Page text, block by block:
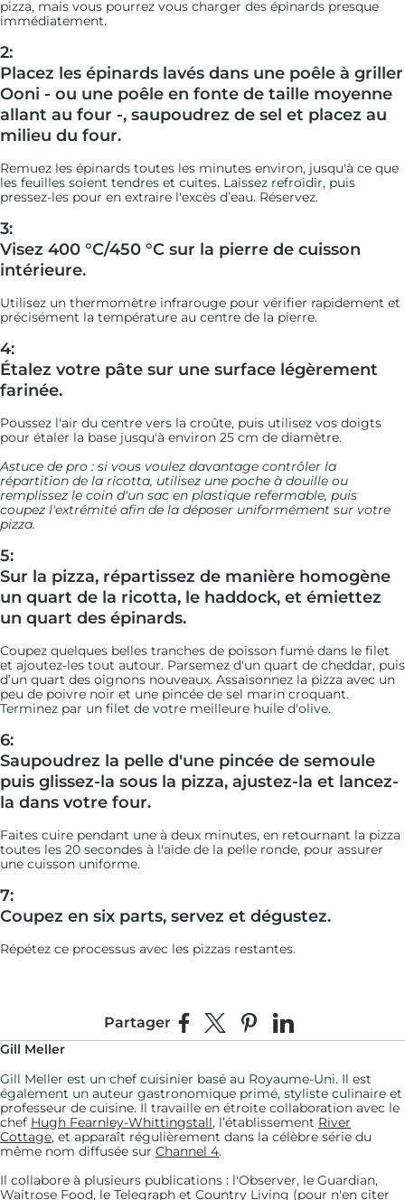
pizza, mais vous pourrez vous charger des épinards presque
immédiatement.
2:
Placez les épinards lavés dans une poêle à griller
Ooni - ou une poêle en fonte de taille moyenne
allant au four -, saupoudrez de sel et placez au
milieu du four.
Remuez les épinards toutes les minutes environ, jusqu'à ce que
les feuilles soient tendres et cuites. Laissez refroidir, puis
pressez-les pour en extraire l'excès d’eau. Réservez.
3:
Visez 400 °C/450 °C sur la pierre de cuisson
intérieure.
Utilisez un thermomètre infrarouge pour vérifier rapidement et
précisément la température au centre de la pierre.
4:
Étalez votre pâte sur une surface légèrement
farinée.
Poussez l'air du centre vers la croûte, puis utilisez vos doigts
pour étaler la base jusqu'à environ 25 cm de diamètre.
Astuce de pro : si vous voulez davantage contrôler la
répartition de la ricotta, utilisez une poche à douille ou
remplissez le coin d'un sac en plastique refermable, puis
coupez l'extrémité afin de la déposer uniformément sur votre
pizza.
5:
Sur la pizza, répartissez de manière homogène
un quart de la ricotta, le haddock, et émiettez
un quart des épinards.
Coupez quelques belles tranches de poisson fumé dans le filet
et ajoutez-les tout autour. Parsemez d'un quart de cheddar, puis
d’un quart des oignons nouveaux. Assaisonnez la pizza avec un
peu de poivre noir et une pincée de sel marin croquant.
Terminez par un filet de votre meilleure huile d'olive.
6:
Saupoudrez la pelle d'une pincée de semoule
puis glissez-la sous la pizza, ajustez-la et lancez-
la dans votre four.
Faites cuire pendant une à deux minutes, en retournant la pizza
toutes les 20 secondes à l'aide de la pelle ronde, pour assurer
une cuisson uniforme.
7:
Coupez en six parts, servez et dégustez.
Répétez ce processus avec les pizzas restantes.
Partager Partager sur Facebook
Partager sur X
Épingler sur Pinterest
Partager sur
Gill Meller
Gill Meller est un chef cuisinier basé au Royaume-Uni. Il est
également un auteur gastronomique primé, styliste culinaire et
professeur de cuisine. Il travaille en étroite collaboration avec le
chef Hugh Fearnley-Whittingstall, l’établissement River
Cottage, et apparaît régulièrement dans la célèbre série du
même nom diffusée sur Channel 4.
Il collabore à plusieurs publications : l'Observer, le Guardian,
Waitrose Food, le Telegraph et Country Living (pour n'en citer